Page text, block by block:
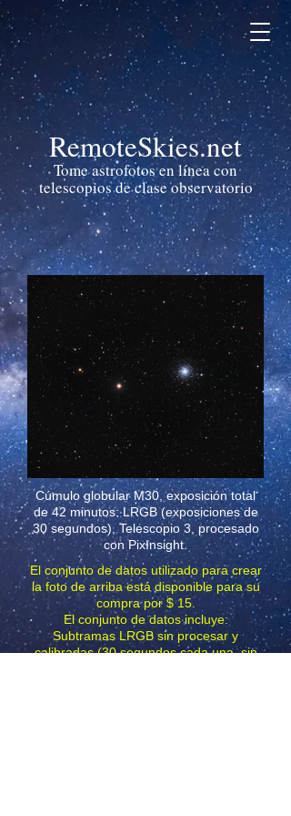
RemoteSkies.net
Tome astrofotos en línea con
telescopios de clase observatorio
Cúmulo globular M30, exposición total
de 42 minutos: LRGB (exposiciones de
30 segundos), Telescopio 3, procesado
con PixInsight.
El conjunto de datos utilizado para crear
la foto de arriba está disponible para su
compra por $ 15.
El conjunto de datos incluye:
Subtramas LRGB sin procesar y
calibradas (30 segundos cada una, sin